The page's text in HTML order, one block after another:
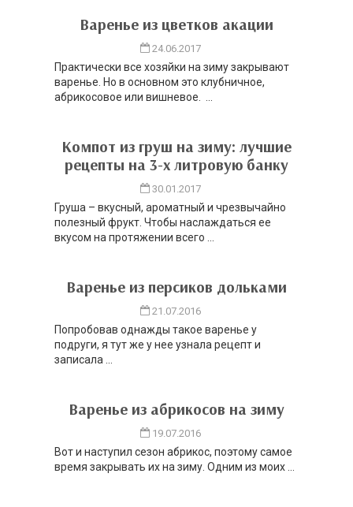
Варенье из цветков акации
24.06.2017
Практически все хозяйки на зиму закрывают
варенье. Но в основном это клубничное,
абрикосовое или вишневое. ...
Компот из груш на зиму: лучшие
рецепты на 3-х литровую банку
30.01.2017
Груша – вкусный, ароматный и чрезвычайно
полезный фрукт. Чтобы наслаждаться ее
вкусом на протяжении всего ...
Варенье из персиков дольками
21.07.2016
Попробовав однажды такое варенье у
подруги, я тут же у нее узнала рецепт и
записала ...
Варенье из абрикосов на зиму
19.07.2016
Вот и наступил сезон абрикос, поэтому самое
время закрывать их на зиму. Одним из моих ...